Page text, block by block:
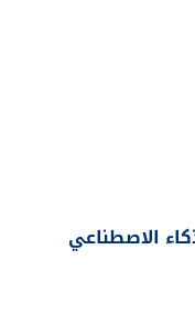
الاصطناعي